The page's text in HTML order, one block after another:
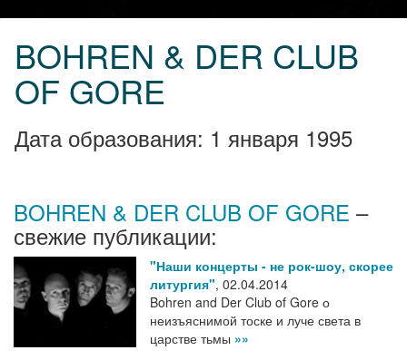
BOHREN & DER CLUB
OF GORE
Дата образования: 1 января 1995
BOHREN & DER CLUB OF GORE –
свежие публикации:
"Наши концерты - не рок-шоу, скорее
литургия", 02.04.2014
Bohren and Der Club of Gore о
неизъяснимой тоске и луче света в
царстве тьмы »»